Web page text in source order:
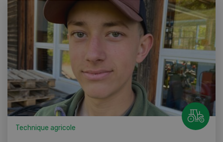
Technique agricole